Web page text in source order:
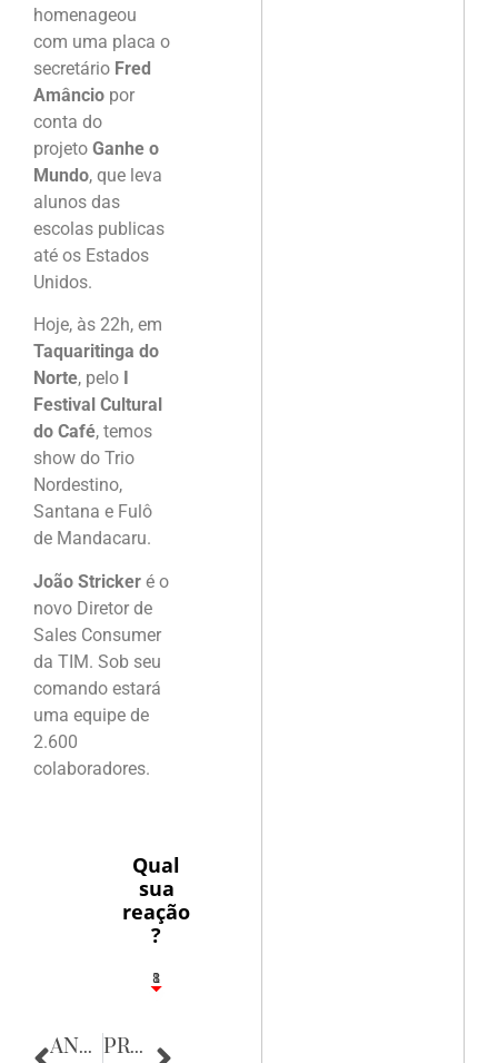
homenageou
com uma placa o
secretário Fred
Amâncio por
conta do
projeto Ganhe o
Mundo, que leva
alunos das
escolas publicas
até os Estados
Unidos.
Hoje, às 22h, em
Taquaritinga do
Norte, pelo
Festival Cultural
do Café, temos
show do Trio
Nordestino,
Santana e Fulô
de Mandacaru.
João Stricker é o
novo Diretor de
Sales Consumer
da TIM. Sob seu
comando estará
uma equipe de
2.600
colaboradores.
Qual
sua
reação
?
1
8
ANTERIOR PRÓXIMA